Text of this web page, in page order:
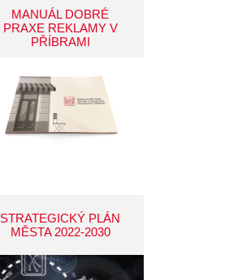
MANUÁL DOBRÉ
PRAXE REKLAMY V
PŘÍBRAMI
STRATEGICKÝ PLÁN
MĚSTA 2022-2030